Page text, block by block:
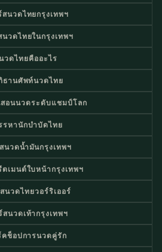
สนวดไทยกรุงเทพฯ
นวดไทยในกรุงเทพฯ
วดไทยคืออะไร
ธานศัพท์นวดไทย
สอนนวดระดับแชมป์โลก
รหานักบำบัดไทย
นวดน้ำมันกรุงเทพฯ
เมนต์ใบหน้ากรุงเทพฯ
นวดไทยวอร์ริเออร์
สนวดเท้ากรุงเทพฯ
คช็อปการนวดคู่รัก